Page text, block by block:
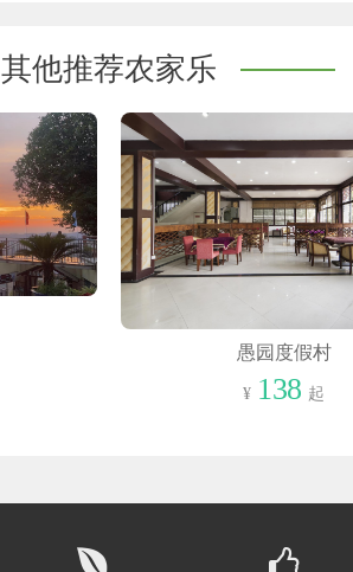
其他推荐农家乐
愚园度假村
¥ 138 起